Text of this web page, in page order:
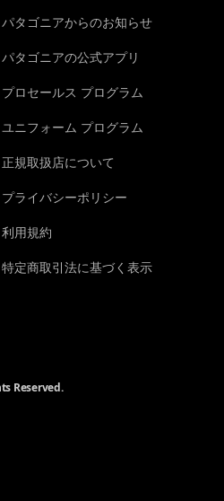
パタゴニアからのお知らせ
パタゴニアの公式アプリ
プロセールス プログラム
ユニフォーム プログラム
正規取扱店について
プライバシーポリシー
利用規約
特定商取引法に基づく表示
Reserved.